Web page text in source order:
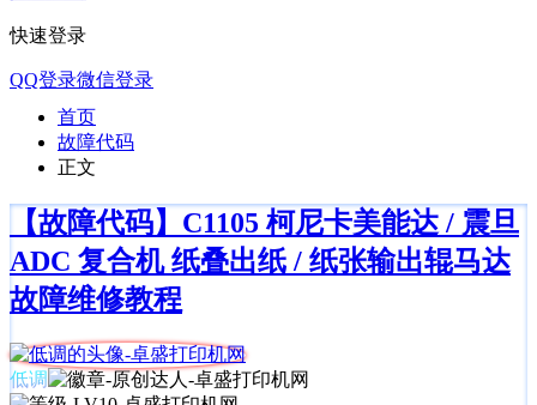
快速登录
QQ登录微信登录
首页
故障代码
正文
【故障代码】C1105 柯尼卡美能达 / 震旦
ADC 复合机 纸叠出纸 / 纸张输出辊马达
故障维修教程
低调